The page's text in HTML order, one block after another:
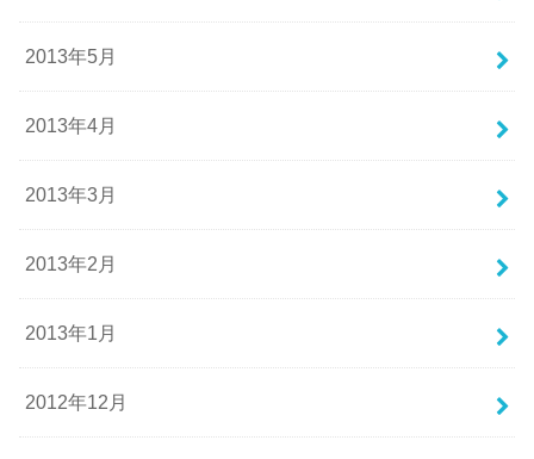
2013年5月
2013年4月
2013年3月
2013年2月
2013年1月
2012年12月